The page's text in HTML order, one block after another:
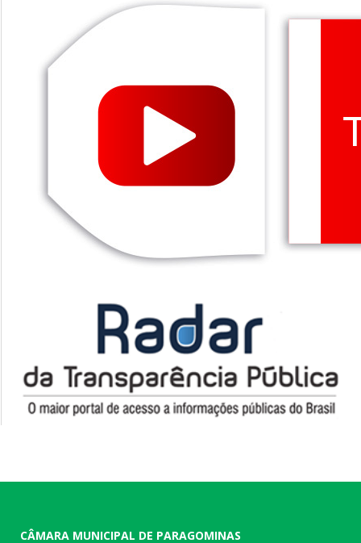
CÂMARA MUNICIPAL DE PARAGOMINAS